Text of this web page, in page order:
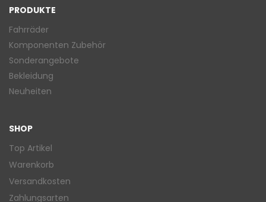
PRODUKTE
Fahrräder
Komponenten Zubehör
Sonderangebote
Bekleidung
Neuheiten
SHOP
Top Artikel
Warenkorb
Versandkosten
Zahlungsarten